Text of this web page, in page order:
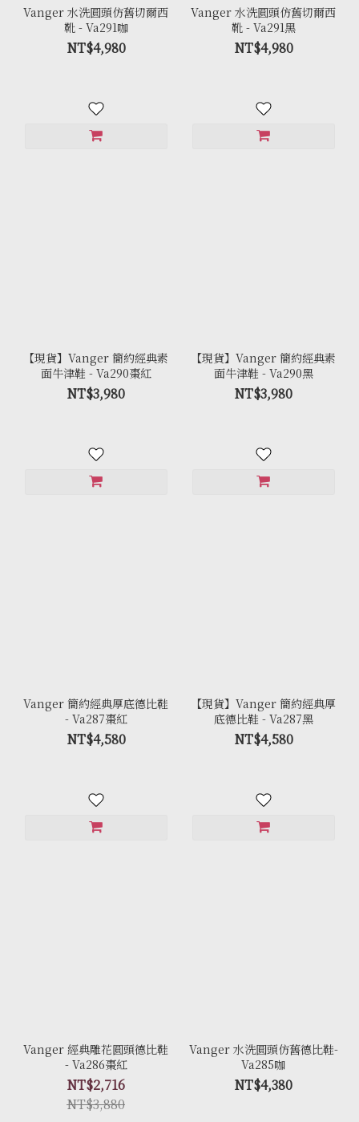
Vanger 水洗圓頭仿舊切爾西
靴 - Va291咖
NT$4,980
Vanger 水洗圓頭仿舊切爾西
靴 - Va291黑
NT$4,980
【現貨】Vanger 簡約經典素
面牛津鞋 - Va290棗紅
NT$3,980
【現貨】Vanger 簡約經典素
面牛津鞋 - Va290黑
NT$3,980
Vanger 簡約經典厚底德比鞋
- Va287棗紅
NT$4,580
【現貨】Vanger 簡約經典厚
底德比鞋 - Va287黑
NT$4,580
Vanger 經典雕花圓頭德比鞋
- Va286棗紅
NT$2,716
NT$3,880
Vanger 水洗圓頭仿舊德比鞋-
Va285咖
NT$4,380